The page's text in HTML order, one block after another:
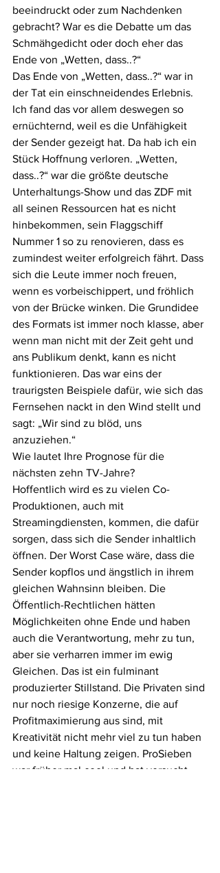
beeindruckt oder zum Nachdenken
gebracht? War es die Debatte um das
Schmähgedicht oder doch eher das
Ende von „Wetten, dass..?“
Das Ende von „Wetten, dass..?“ war in
der Tat ein einschneidendes Erlebnis.
Ich fand das vor allem deswegen so
ernüchternd, weil es die Unfähigkeit
der Sender gezeigt hat. Da hab ich ein
Stück Hoffnung verloren. „Wetten,
dass..?“ war die größte deutsche
Unterhaltungs-Show und das ZDF mit
all seinen Ressourcen hat es nicht
hinbekommen, sein Flaggschiff
Nummer 1 so zu renovieren, dass es
zumindest weiter erfolgreich fährt. Dass
sich die Leute immer noch freuen,
wenn es vorbeischippert, und fröhlich
von der Brücke winken. Die Grundidee
des Formats ist immer noch klasse, aber
wenn man nicht mit der Zeit geht und
ans Publikum denkt, kann es nicht
funktionieren. Das war eins der
traurigsten Beispiele dafür, wie sich das
Fernsehen nackt in den Wind stellt und
sagt: „Wir sind zu blöd, uns
anzuziehen.“
Wie lautet Ihre Prognose für die
nächsten zehn TV-Jahre?
Hoffentlich wird es zu vielen Co-
Produktionen, auch mit
Streamingdiensten, kommen, die dafür
sorgen, dass sich die Sender inhaltlich
öffnen. Der Worst Case wäre, dass die
Sender kopflos und ängstlich in ihrem
gleichen Wahnsinn bleiben. Die
Öffentlich-Rechtlichen hätten
Möglichkeiten ohne Ende und haben
auch die Verantwortung, mehr zu tun,
aber sie verharren immer im ewig
Gleichen. Das ist ein fulminant
produzierter Stillstand. Die Privaten sind
nur noch riesige Konzerne, die auf
Profitmaximierung aus sind, mit
Kreativität nicht mehr viel zu tun haben
und keine Haltung zeigen. ProSieben
war früher mal cool und hat versucht,